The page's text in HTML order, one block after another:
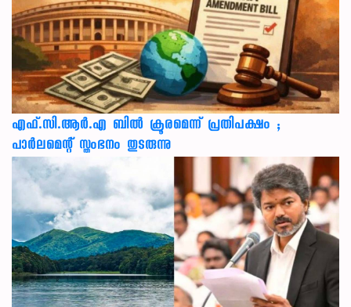
എഫ്.സി.ആർ.എ ബിൽ ക്രൂരമെന്ന് പ്രതിപക്ഷം ;
പാർലമെന്റ് സ്തംഭനം തുടരുന്നു